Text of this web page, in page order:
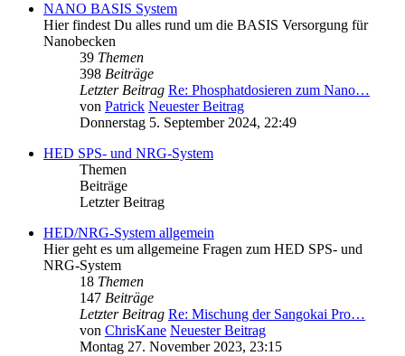
NANO BASIS System
Hier findest Du alles rund um die BASIS Versorgung für
Nanobecken
39 Themen
398 Beiträge
Letzter Beitrag Re: Phosphatdosieren zum Nano…
von Patrick Neuester Beitrag
Donnerstag 5. September 2024, 22:49
HED SPS- und NRG-System
Themen
Beiträge
Letzter Beitrag
HED/NRG-System allgemein
Hier geht es um allgemeine Fragen zum HED SPS- und
NRG-System
18 Themen
147 Beiträge
Letzter Beitrag Re: Mischung der Sangokai Pro…
von ChrisKane Neuester Beitrag
Montag 27. November 2023, 23:15